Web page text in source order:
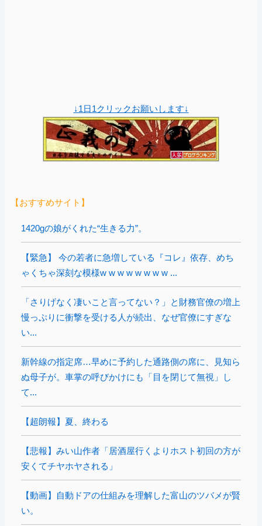
↓1日1クリックお願いします↓
【おすすめサイト】
1420gの娘がくれた“生きる力”。
【緊急】 今の若者に急増している『コレ』依存、めち
ゃくちゃ深刻な模様w w w w w w w w ...
「さりげなく凄いこと言ってない？」と財務官僚の増上
慢っぷりに衝撃を受ける人が続出、なぜ官僚にすぎな
い...
新幹線の指定席…早めに予約した通路側の席に、見知ら
ぬ母子が。車掌の呼びかけにも「目を閉じて無視」し
て...
【超朗報】夏、終わる
【悲報】みい山作者「居酒屋行くよりホスト初回の方が
安くてチヤホヤされる」
【動画】自動ドアの仕組みを理解した富山のツバメが賢
い。